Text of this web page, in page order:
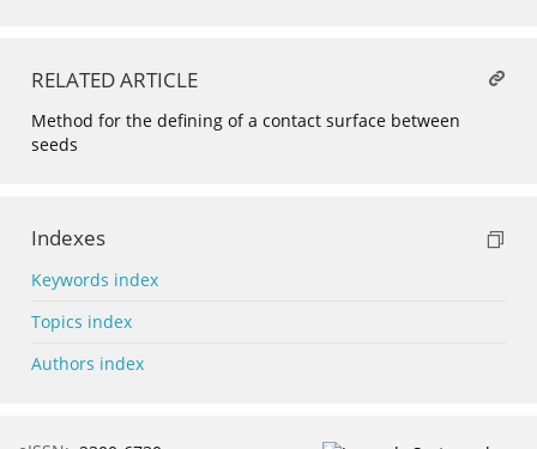
RELATED ARTICLE
Method for the defining of a contact surface between
seeds
Indexes
Keywords index
Topics index
Authors index